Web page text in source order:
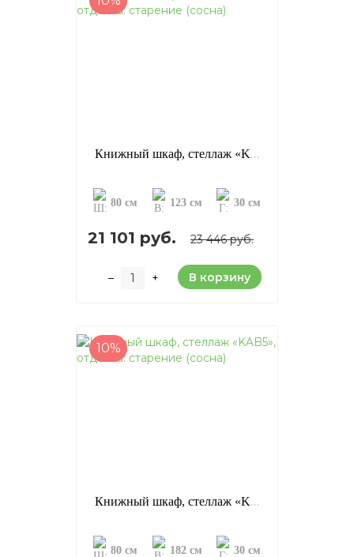
Книжный шкаф, стеллаж «KAB3», отделка: старение (сосна)
80 см 123 см 30 см
21 101 руб. 23 446 руб.
– + В корзину
10%
Книжный шкаф, стеллаж «KAB5», отделка: старение (сосна)
80 см 182 см 30 см